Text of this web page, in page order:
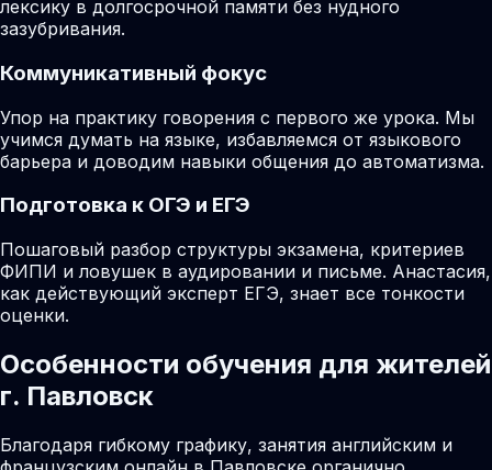
лексику в долгосрочной памяти без нудного
зазубривания.
Коммуникативный фокус
Упор на практику говорения с первого же урока. Мы
учимся думать на языке, избавляемся от языкового
барьера и доводим навыки общения до автоматизма.
Подготовка к ОГЭ и ЕГЭ
Пошаговый разбор структуры экзамена, критериев
ФИПИ и ловушек в аудировании и письме. Анастасия,
как действующий эксперт ЕГЭ, знает все тонкости
оценки.
Особенности обучения для жителей
г. Павловск
Благодаря гибкому графику, занятия английским и